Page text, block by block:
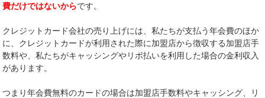
費だけではないからです。
クレジットカード会社の売り上げには、私たちが支払う年会費のほか
に、クレジットカードが利用された際に加盟店から徴収する加盟店手
数料や、私たちがキャッシングやリボ払いを利用した場合の金利収入
があります。
つまり年会費無料のカードの場合は加盟店手数料やキャッシング、リ